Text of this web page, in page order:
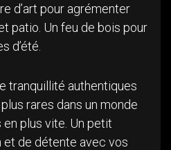
d’art pour agrémenter
patio. Un feu de bois pour
d’été.
tranquillité authentiques
rares dans un monde
plus vite. Un petit
de détente avec vos